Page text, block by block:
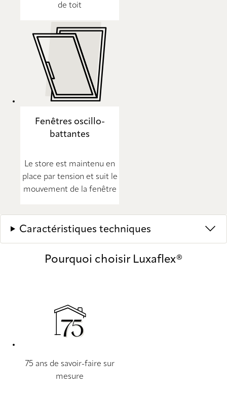
de toit
Fenêtres oscillo-
battantes
Le store est maintenu en
place par tension et suit le
mouvement de la fenêtre
Caractéristiques techniques
Pourquoi choisir Luxaflex®
75 ans de savoir-faire sur
mesure